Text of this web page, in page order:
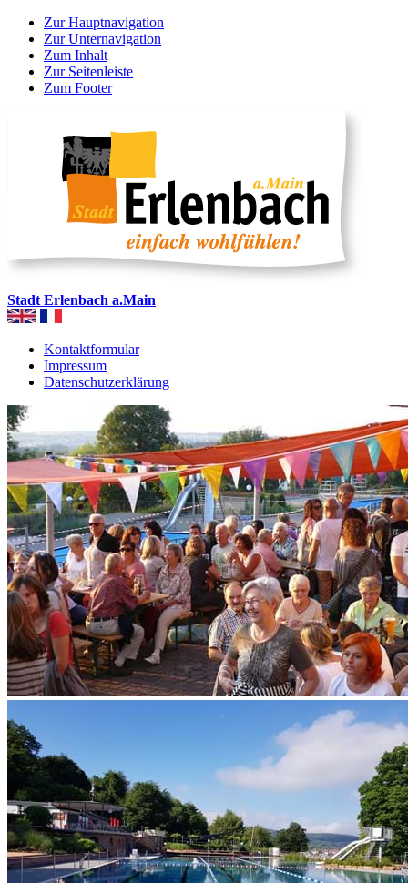
Zur Hauptnavigation
Zur Unternavigation
Zum Inhalt
Zur Seitenleiste
Zum Footer
Stadt Erlenbach a.Main
Kontaktformular
Impressum
Datenschutzerklärung